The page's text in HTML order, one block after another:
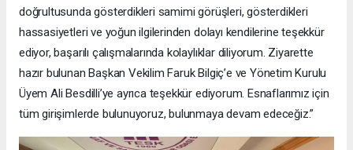
doğrultusunda gösterdikleri samimi görüşleri, gösterdikleri
hassasiyetleri ve yoğun ilgilerinden dolayı kendilerine teşekkür
ediyor, başarılı çalışmalarında kolaylıklar diliyorum. Ziyarette
hazır bulunan Başkan Vekilim Faruk Bilgiç’e ve Yönetim Kurulu
Üyem Ali Besdilli’ye ayrıca teşekkür ediyorum. Esnaflarımız için
tüm girişimlerde bulunuyoruz, bulunmaya devam edeceğiz.”